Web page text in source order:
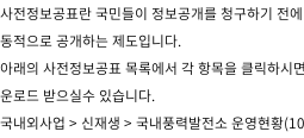
사전정보공표란 국민들이 정보공개를 청구하기 전
동적으로 공개하는 제도입니다.
아래의 사전정보공표 목록에서 각 항목을 클릭하시
운로드 받으실수 있습니다.
국내외사업 > 신재생 > 국내풍력발전소 운영현황